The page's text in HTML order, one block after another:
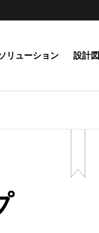
リューション 設計図